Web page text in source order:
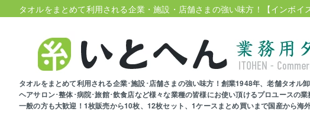
タオルをまとめて利用される企業・施設・店舗さまの強い味方！ 【インボイ
タオルをまとめて利用される企業･施設･店舗さまの強い味方！創業1948年、老舗タオル
ヘアサロン･整体･病院･旅館･飲食店など様々な業種の皆様にお使い頂けるプロユースの業
一般の方も大歓迎！1枚販売から10枚、12枚セット、1ケースまとめ買いまで国産から海